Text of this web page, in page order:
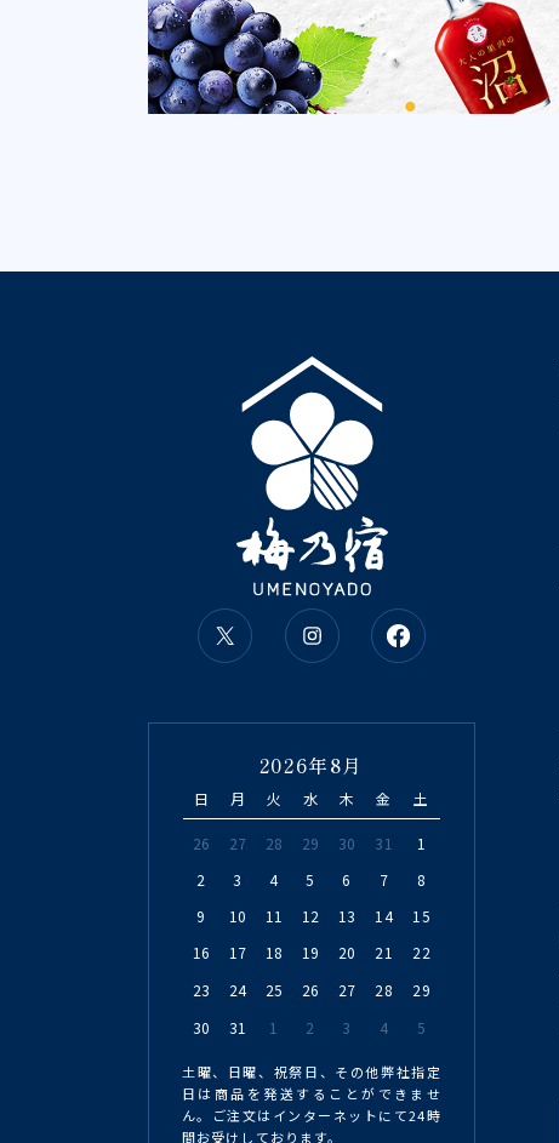
2026年8月
日 月 火 水 木 金 土
26 27 28 29 30 31
1
2
3 4 5 6 7
8
9
10 11 12 13 14
15
16
17 18 19 20 21
22
23
24 25 26 27 28
29
30
31 1 2 3 4 5
土曜、日曜、祝祭日、その他弊社指定
日は商品を発送することができませ
ん。ご注文はインターネットにて24時
間お受けしております。